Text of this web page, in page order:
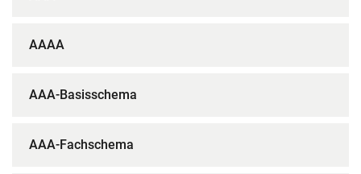
AAAA
AAA-Basisschema
AAA-Fachschema